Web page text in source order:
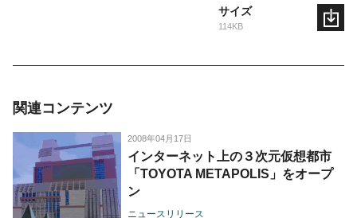
サイズ
114KB
関連コンテンツ
2008年04月17日
インターネット上の３次元仮想都市
「TOYOTA METAPOLIS」をオープ
ン
ニュースリリース